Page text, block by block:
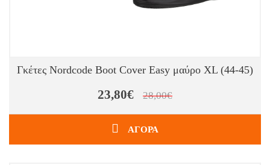
Γκέτες Nordcode Boot Cover Easy μαύρο XL (44-45)
23,80€ 28,00€
ΑΓΟΡΑ